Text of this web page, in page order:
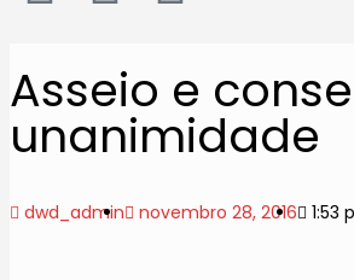
Asseio e
unanimidade
dwd_admin novembro 28, 2016 1:53